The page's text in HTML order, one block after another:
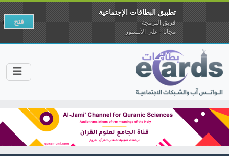
تطبيق البطاقات الإجتماعية
فريق البرمجة
مجانا - على الآبستور
فتح